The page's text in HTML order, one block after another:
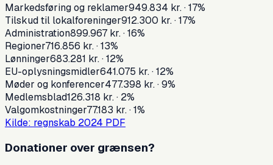
Markedsføring og reklamer949.834 kr.·17%
Tilskud til lokalforeninger912.300 kr.·17%
Administration899.967 kr.·16%
Regioner716.856 kr.·13%
Lønninger683.281 kr.·12%
EU-oplysningsmidler641.075 kr.·12%
Møder og konferencer477.398 kr.·9%
Medlemsblad126.318 kr.· 2%
Valgomkostninger77.183 kr.·1%
Kilde: regnskab 2024 PDF
Donationer over grænsen?